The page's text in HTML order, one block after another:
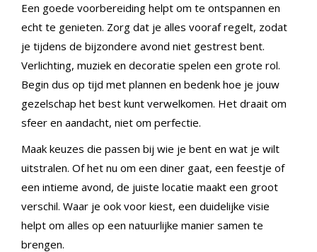
Een goede voorbereiding helpt om te ontspannen en
echt te genieten. Zorg dat je alles vooraf regelt, zodat
je tijdens de bijzondere avond niet gestrest bent.
Verlichting, muziek en decoratie spelen een grote rol.
Begin dus op tijd met plannen en bedenk hoe je jouw
gezelschap het best kunt verwelkomen. Het draait om
sfeer en aandacht, niet om perfectie.
Maak keuzes die passen bij wie je bent en wat je wilt
uitstralen. Of het nu om een diner gaat, een feestje of
een intieme avond, de juiste locatie maakt een groot
verschil. Waar je ook voor kiest, een duidelijke visie
helpt om alles op een natuurlijke manier samen te
brengen.